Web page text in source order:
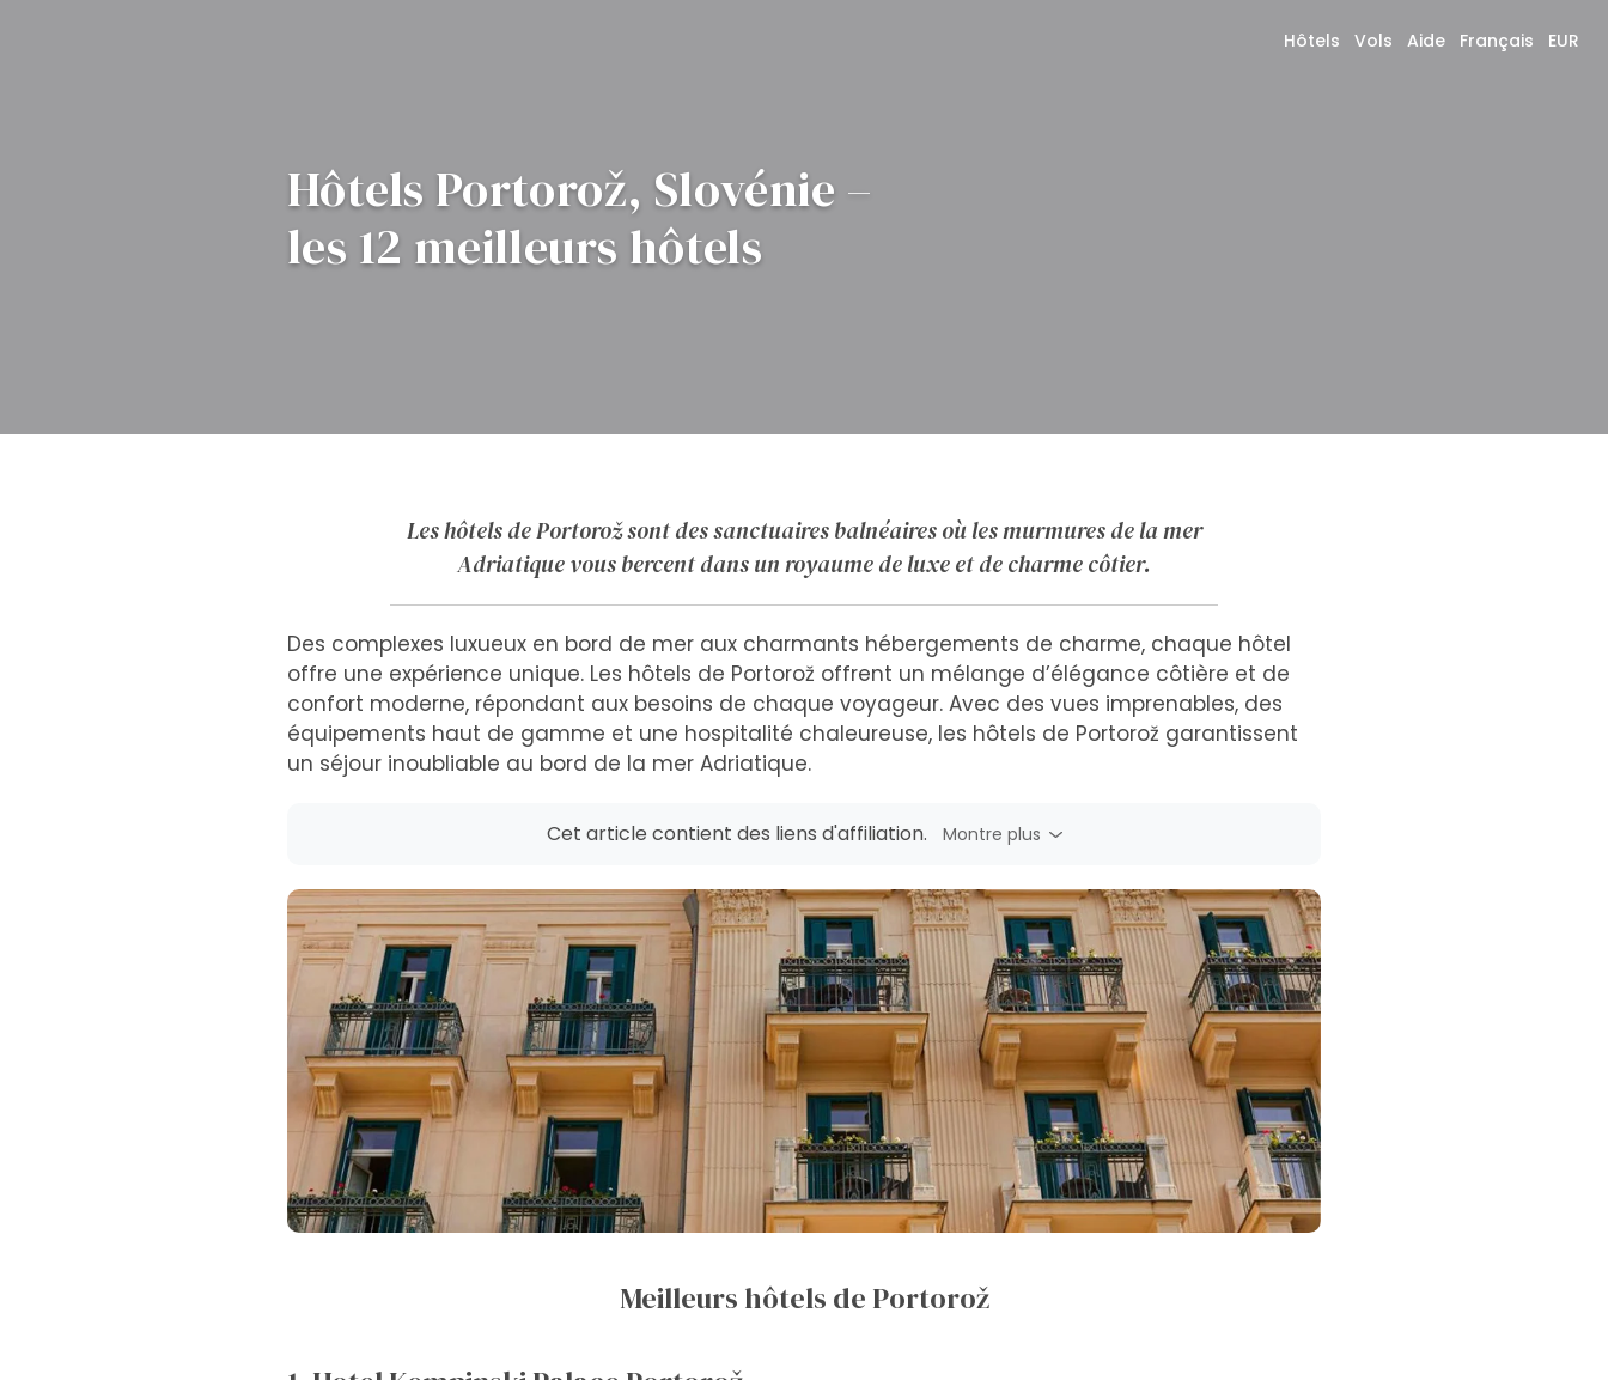
Hôtels Vols Aide Français EUR
Hôtels Portorož, Slovénie –
les 12 meilleurs hôtels
Les hôtels de Portorož sont des sanctuaires balnéaires où les murmures de la mer
Adriatique vous bercent dans un royaume de luxe et de charme côtier.
Des complexes luxueux en bord de mer aux charmants hébergements de charme, chaque hôtel
offre une expérience unique. Les hôtels de Portorož offrent un mélange d’élégance côtière et de
confort moderne, répondant aux besoins de chaque voyageur. Avec des vues imprenables, des
équipements haut de gamme et une hospitalité chaleureuse, les hôtels de Portorož garantissent
un séjour inoubliable au bord de la mer Adriatique.
Cet article contient des liens d'affiliation. Montre plus
Meilleurs hôtels de Portorož